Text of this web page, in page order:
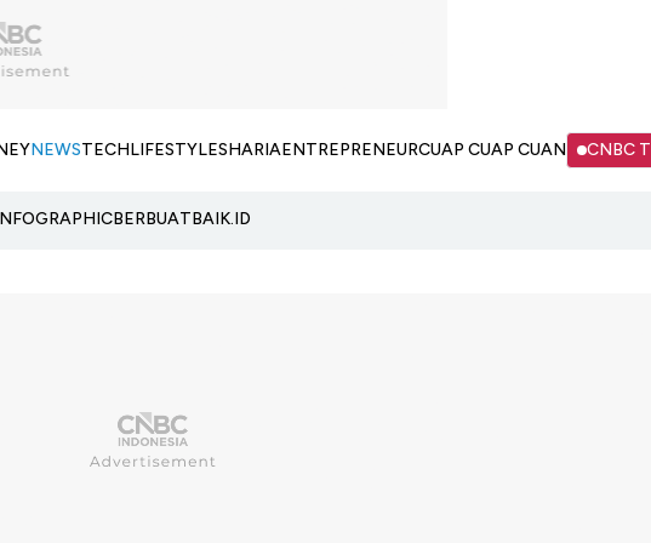
NEWSTECHLIFESTYLESHARIAENTREPRENEURCUAP CUAP CUAN CNBC
BERBUATBAIK.ID